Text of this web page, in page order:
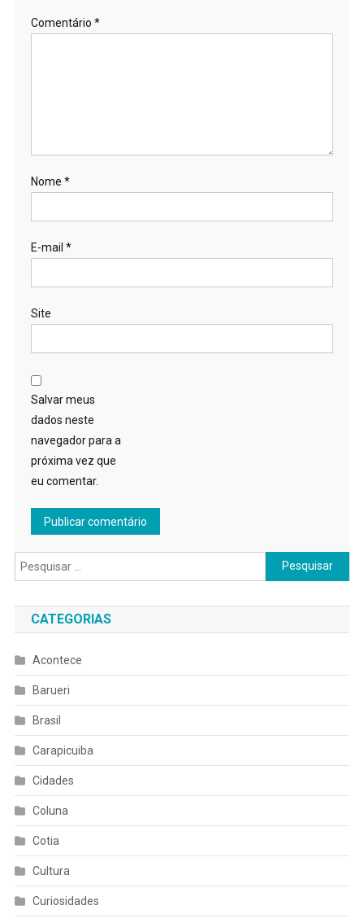
Comentário *
Nome *
E-mail *
Site
Salvar meus
dados neste
navegador para a
próxima vez que
eu comentar.
Pesquisar
por:
CATEGORIAS
Acontece
Barueri
Brasil
Carapicuiba
Cidades
Coluna
Cotia
Cultura
Curiosidades